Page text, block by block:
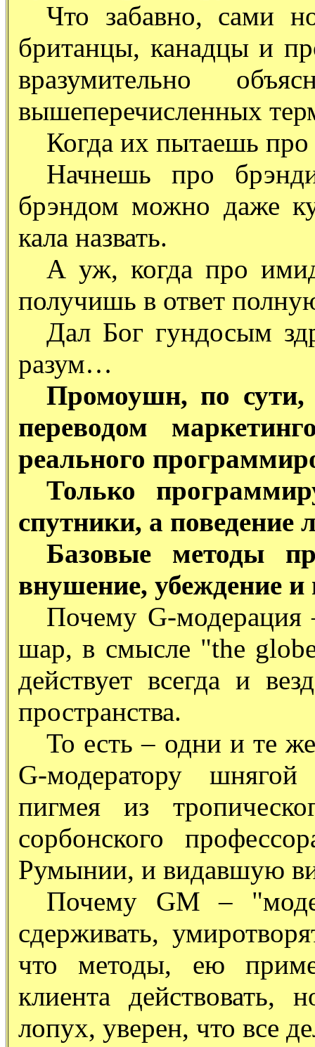
Что забавно, сами
британцы, канадцы и
вразумительно
вышеперечисленных
Когда их пытаешь про
Начнешь про
брэндом можно даже
кала назвать.
А уж, когда про
получишь в ответ
Дал Бог гундосым
разум…
Промоушн, по
переводом
реального
Только
спутники, а поведение
Базовые методы
внушение, убеждение и
Почему G-модерация
шар, в смысле "the
действует всегда и
пространства.
То есть – одни и те
G-модератору
пигмея из
сорбонского
Румынии, и видавшую
Почему GM –
сдерживать,
что методы, ею
клиента действовать,
лопух, уверен, что все